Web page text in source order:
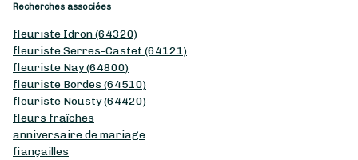
Recherches associées
fleuriste Idron (64320)
fleuriste Serres-Castet (64121)
fleuriste Nay (64800)
fleuriste Bordes (64510)
fleuriste Nousty (64420)
fleurs fraîches
anniversaire de mariage
fiançailles